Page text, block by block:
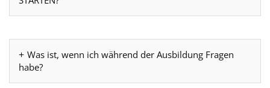
Was ist, wenn ich während der Ausbildung Fragen
habe?